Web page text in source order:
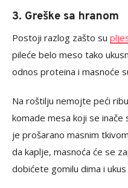
3. Greške sa hranom
Postoji razlog zašto su
pileće belo meso tako
odnos proteina i masnoće
Na roštilju nemojte peći
komade mesa koji se inače
je prošarano masnim
da kaplje, masnoća će se
dobićete gomilu dima i